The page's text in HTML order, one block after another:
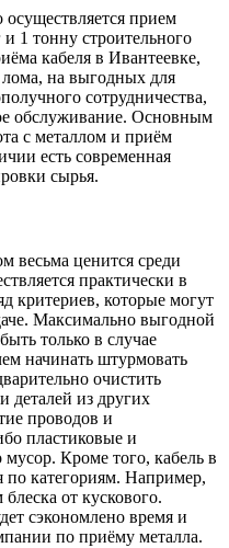
прием
1 тонну строительного
кабеля в Ивантеевке,
лома, на выгодных для
сотрудничества,
обслуживание. Основным
с металлом и приём
есть современная
сырья.
весьма ценится среди
практически в
критериев, которые могут
Максимально выгодной
только в случае
начинать штурмовать
очистить
деталей из других
проводов и
пластиковые и
мусор. Кроме того, кабель в
по категориям. Например,
от кускового.
сэкономлено время и
по приёму металла.